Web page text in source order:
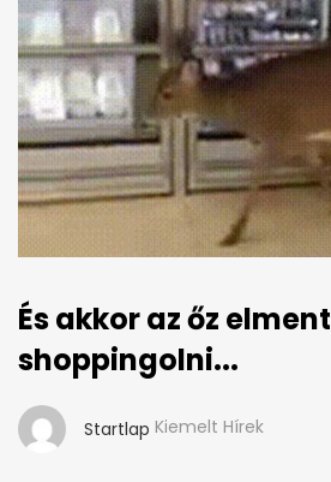
És akkor az őz elment
shoppingolni...
Startlap Kiemelt Hírek